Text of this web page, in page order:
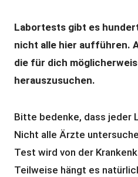
Labortests gibt es
nicht alle hier aufführen.
die für dich
herauszusuchen.
Bitte bedenke, dass jeder
Nicht alle Ärzte
Test wird von der
Teilweise hängt es